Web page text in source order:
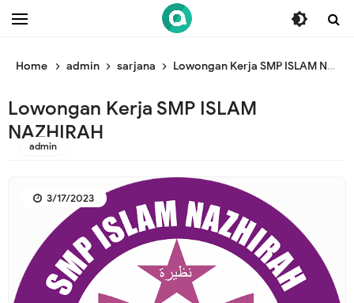
/* ganti br end */
Home admin sarjana Lowongan Kerja SMP ISLAM NAZHIRAH
Lowongan Kerja SMP ISLAM
NAZHIRAH
admin
3/17/2023